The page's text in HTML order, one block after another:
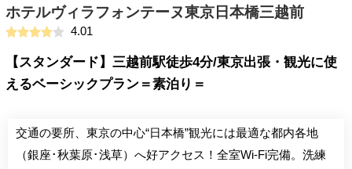
ホテルヴィラフォンテーヌ東京日本橋三越前
4.01
【スタンダード】三越前駅徒歩4分/東京出張・観光に使
えるベーシックプラン＝素泊り＝
交通の要所、東京の中心“日本橋”観光には最適な都内各地
（銀座･秋葉原･浅草）へ好アクセス！全室Wi-Fi完備。洗練